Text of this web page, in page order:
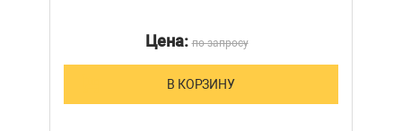
Цена:по запросу
В КОРЗИНУ